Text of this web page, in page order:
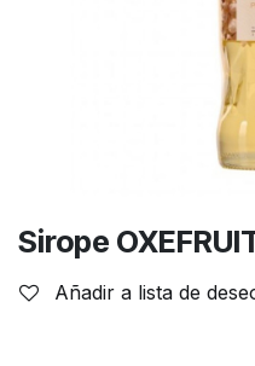
Sirope
Añadir a lista de